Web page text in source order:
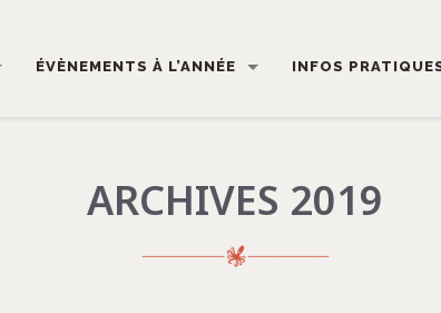
ÉVÈNEMENTS À L’ANNÉE INFOS
ARCHIVES 2019